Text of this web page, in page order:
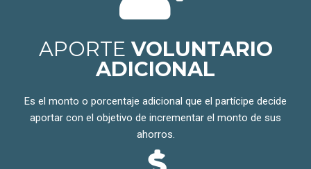
APORTE VOLUNTARIO
ADICIONAL
Es el monto o porcentaje adicional que el partícipe decide
aportar con el objetivo de incrementar el monto de sus
ahorros.